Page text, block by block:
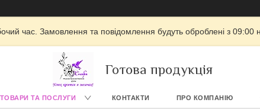
час. Замовлення та повідомлення будуть оброблені з 09:00
Готова продукція
ТОВАРИ ТА ПОСЛУГИ КОНТАКТИ ПРО КОМПАНІЮ